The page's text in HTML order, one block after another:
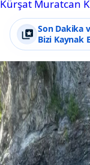
Kürşat Muratcan
Son Dakika
Bizi Kaynak